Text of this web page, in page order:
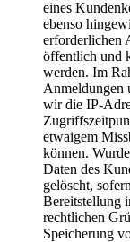
eines
ebenso
erforderlichen
öffentlich und
werden. Im
Anmeldungen
wir die IP-
etwaigem
können.
Daten des
gelöscht,
Bereitstellung
rechtlichen
Speicherung